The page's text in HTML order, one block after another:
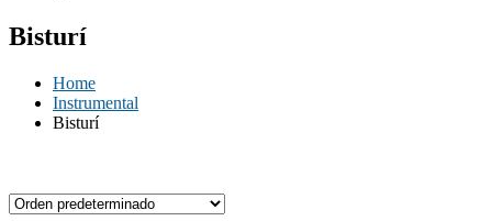
Bisturí
Home
Instrumental
Bisturí